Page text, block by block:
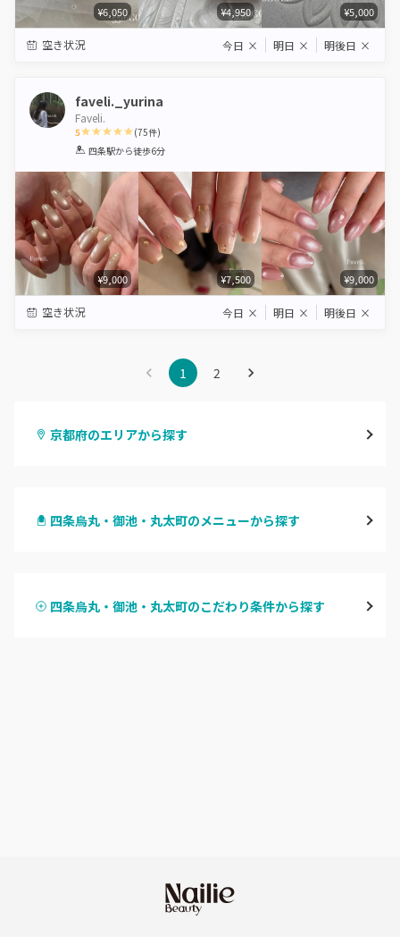
¥6,050 ¥4,950 ¥5,000
空き状況 今日 × 明日 × 明後日 ×
faveli._yurina
Faveli.
5
1 2 3 4 5
(75件)
四条駅から徒歩6分
¥9,000 ¥7,500 ¥9,000
空き状況 今日 × 明日 × 明後日 ×
1 2
京都府のエリアから探す
四条河原町・河原町三条
四条烏丸・御池・丸太町のメニューから探す
ハンドスカルプ
四条烏丸・御池・丸太町のこだわり条件から探す